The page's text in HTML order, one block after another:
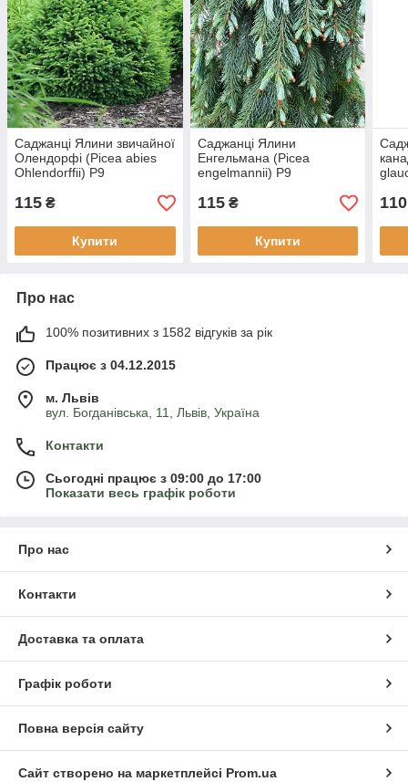
Саджанці Ялини звичайної
Олендорфі (Picea abies
Ohlendorffii) Р9
115 ₴
Купити
Саджанці Ялини
Енгельмана (Picea
engelmannii) Р9
115₴
Купити
110
Про нас
100% позитивних з 1582 відгуків за рік
Працює з 04.12.2015
м. Львів
вул. Богданівська, 11, Львів, Україна
Контакти
Сьогодні працює з 09:00 до 17:00
Показати весь графік роботи
Про нас
Контакти
Доставка та оплата
Графік роботи
Повна версія сайту
Сайт створено на маркетплейсі Prom.ua